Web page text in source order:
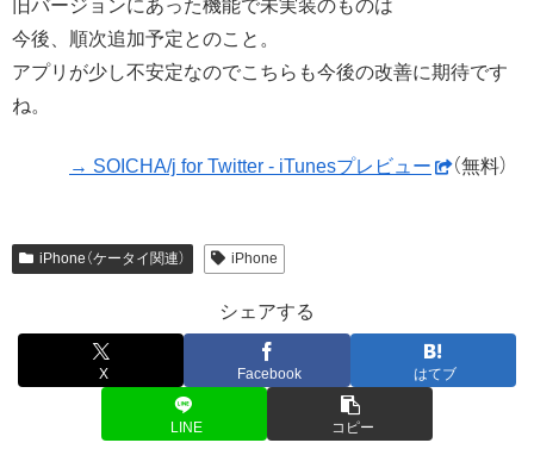
旧バージョンにあった機能で未実装のものは
今後、順次追加予定とのこと。
アプリが少し不安定なのでこちらも今後の改善に期待です
ね。
→ SOICHA/j for Twitter - iTunesプレビュー （無料）
iPhone（ケータイ関連） iPhone
シェアする
X Facebook はてブ
LINE コピー